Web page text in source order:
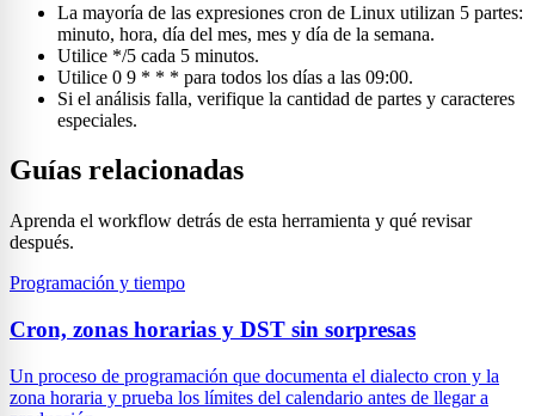
La mayoría de las expresiones cron de Linux utilizan 5 partes:
minuto, hora, día del mes, mes y día de la semana.
Utilice */5 cada 5 minutos.
Utilice 0 9 * * * para todos los días a las 09:00.
Si el análisis falla, verifique la cantidad de partes y caracteres
especiales.
Guías relacionadas
Aprenda el workflow detrás de esta herramienta y qué revisar
después.
Programación y tiempo
Cron, zonas horarias y DST sin sorpresas
Un proceso de programación que documenta el dialecto cron y la
zona horaria y prueba los límites del calendario antes de llegar a